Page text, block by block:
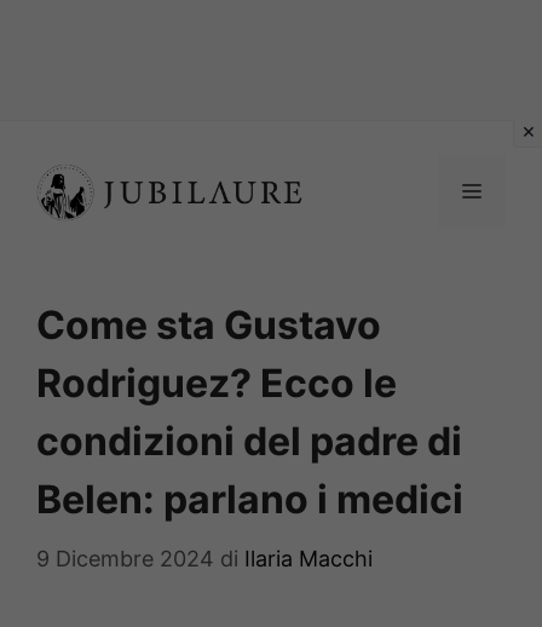
contenuto
MENU
Come sta Gustavo
Rodriguez? Ecco le
condizioni del padre di
Belen: parlano i medici
9 Dicembre 2024 di Ilaria Macchi